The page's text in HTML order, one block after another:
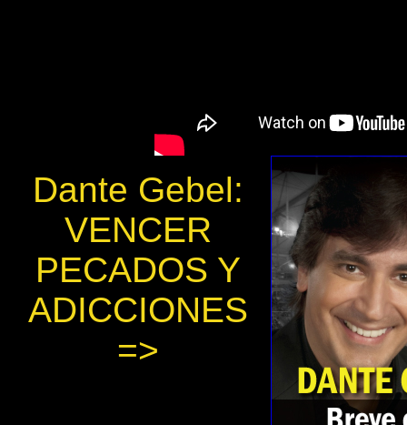
Dante Gebel:
VENCER
PECADOS Y
ADICCIONES
=>